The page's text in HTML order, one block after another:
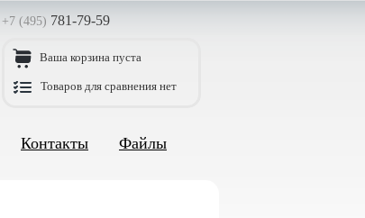
+7 (495) 781-79-59
Ваша корзина пуста
Товаров для сравнения нет
Контакты Файлы